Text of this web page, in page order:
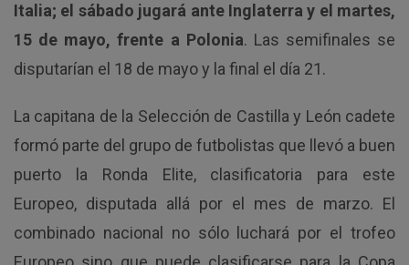
Italia; el sábado jugará ante Inglaterra y el martes,
15 de mayo, frente a Polonia. Las semifinales se
disputarían el 18 de mayo y la final el día 21.
La capitana de la Selección de Castilla y León cadete
formó parte del grupo de futbolistas que llevó a buen
puerto la Ronda Elite, clasificatoria para este
Europeo, disputada allá por el mes de marzo. El
combinado nacional no sólo luchará por el trofeo